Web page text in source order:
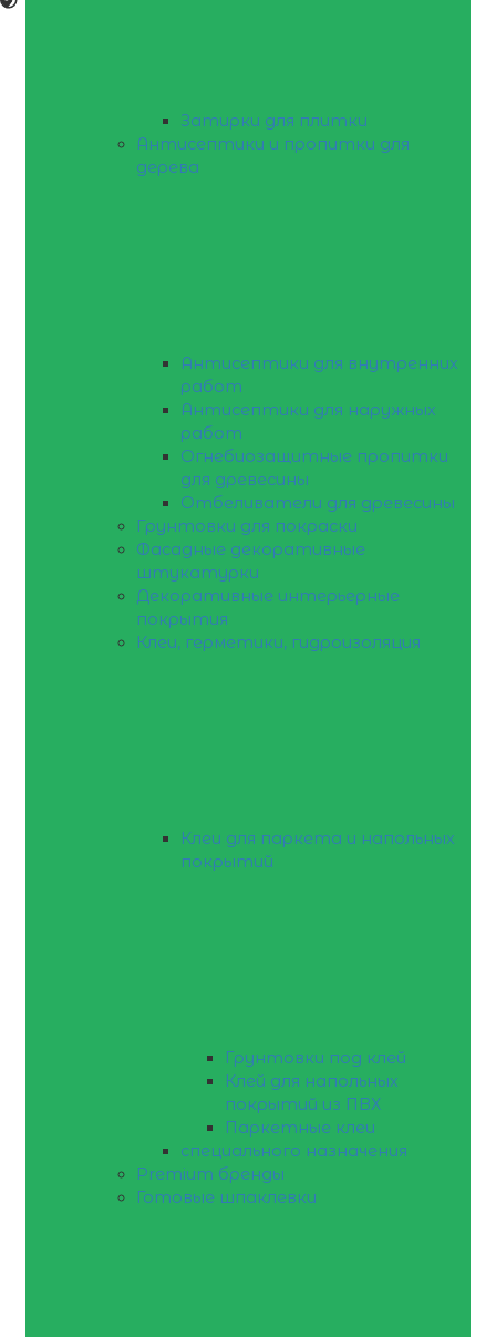
Затирки для плитки
Антисептики и пропитки для
дерева
Антисептики для внутренних
работ
Антисептики для наружных
работ
Огнебиозащитные пропитки
для древесины
Отбеливатели для древесины
Грунтовки для покраски
Фасадные декоративные
штукатурки
Декоративные интерьерные
покрытия
Клеи, герметики, гидроизоляция
Клеи для паркета и напольных
покрытий
Грунтовки под клей
Клей для напольных
покрытий из ПВХ
Паркетные клеи
специального назначения
Premium бренды
Готовые шпаклевки